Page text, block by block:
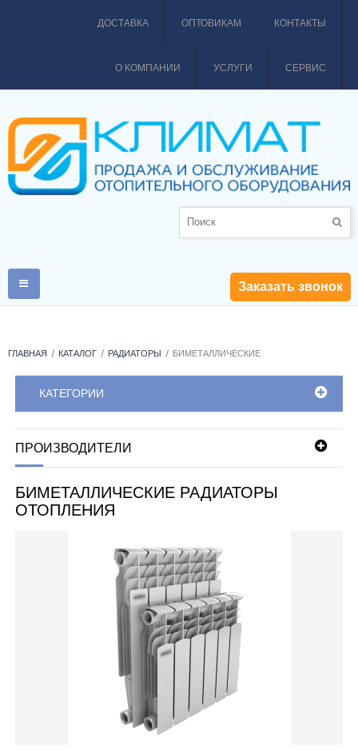
КОНТАКТЫ
ОПТОВИКАМ
ДОСТАВКА
СЕРВИС
УСЛУГИ
О КОМПАНИИ
Заказать звонок
ГЛАВНАЯ КАТАЛОГ РАДИАТОРЫ БИМЕТАЛЛИЧЕСКИЕ
КАТЕГОРИИ
ПРОИЗВОДИТЕЛИ
БИМЕТАЛЛИЧЕСКИЕ РАДИАТОРЫ
ОТОПЛЕНИЯ